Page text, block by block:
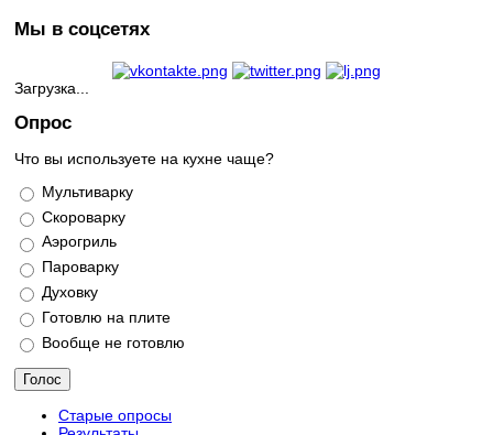
Мы в соцсетях
Загрузка...
Опрос
Что вы используете на кухне чаще?
Варианты
Мультиварку
Скороварку
Аэрогриль
Пароварку
Духовку
Готовлю на плите
Вообще не готовлю
Старые опросы